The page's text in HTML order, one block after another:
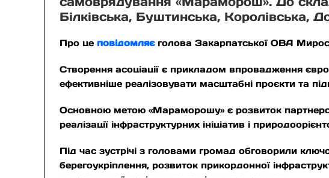
Білківська, Буштинська, Королівська,
Про цеповідомляєголова Закарпатської ОВА
Створення асоціації є прикладом впровадження
ефективніше реалізовувати масштабні проєкти та
Основною метою «Мараморошу» є розвиток
реалізації інфраструктурних ініціатив і
Під час зустрічі з головами громад обговорили
берегоукріплення, розвиток прикордонної